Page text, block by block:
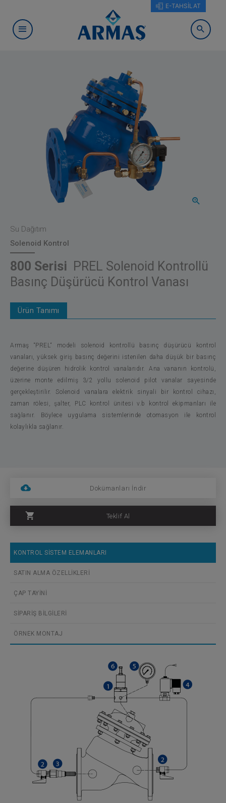
E-TAHSİLAT
Su Dağıtım
Solenoid Kontrol
800 Serisi PREL Solenoid Kontrollü
Basınç Düşürücü Kontrol Vanası
Ürün Tanımı
Armaş “PREL“ modeli solenoid kontrollü basınç düşürücü kontrol
vanaları, yüksek giriş basınç değerini istenilen daha düşük bir basınç
değerine düşüren hidrolik kontrol vanalarıdır. Ana vananın kontrolü,
üzerine monte edilmiş 3/2 yollu solenoid pilot vanalar sayesinde
gerçekleştirilir. Solenoid vanalara elektrik sinyali bir kontrol cihazı,
zaman rölesi, şalter, PLC kontrol ünitesi v.b kontrol ekipmanları ile
sağlanır. Böylece uygulama sistemlerinde otomasyon ile kontrol
kolaylıkla sağlanır.
Dokümanları İndir
Teklif Al
KONTROL SİSTEM ELEMANLARI
SATIN ALMA ÖZELLİKLERİ
ÇAP TAYİNİ
SİPARİŞ BİLGİLERİ
ÖRNEK MONTAJ